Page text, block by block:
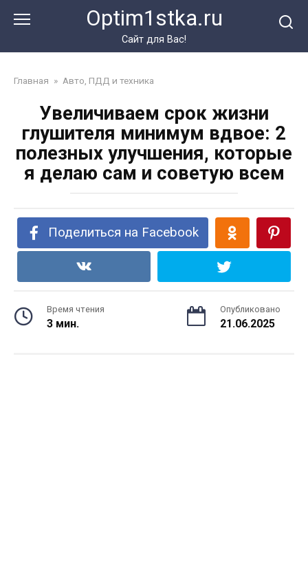
Optim1stka.ru
Сайт для Вас!
Главная » Авто, ПДД и техника
Увеличиваем срок жизни
глушителя минимум вдвое: 2
полезных улучшения, которые
я делаю сам и советую всем
Поделиться на Facebook
Время чтения
3 мин.
Опубликовано
21.06.2025